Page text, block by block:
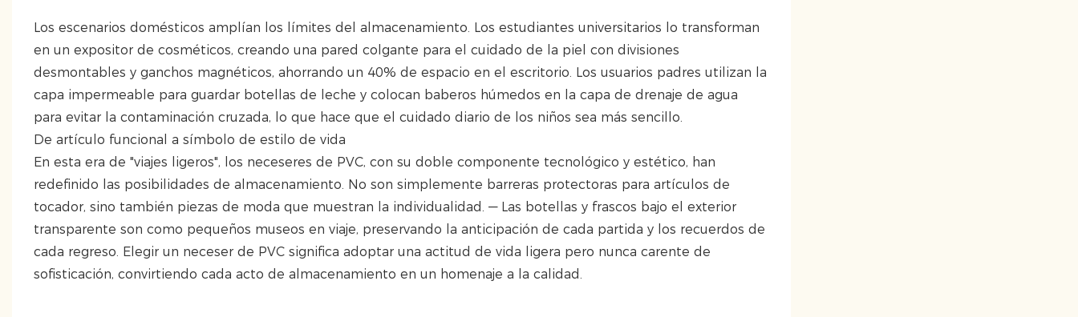
Los escenarios domésticos amplían los límites del almacenamiento. Los estudiantes universitarios lo transforman
en un expositor de cosméticos, creando una pared colgante para el cuidado de la piel con divisiones
desmontables y ganchos magnéticos, ahorrando un 40% de espacio en el escritorio. Los usuarios padres utilizan la
capa impermeable para guardar botellas de leche y colocan baberos húmedos en la capa de drenaje de agua
para evitar la contaminación cruzada, lo que hace que el cuidado diario de los niños sea más sencillo.
De artículo funcional a símbolo de estilo de vida
En esta era de "viajes ligeros", los neceseres de PVC, con su doble componente tecnológico y estético, han
redefinido las posibilidades de almacenamiento. No son simplemente barreras protectoras para artículos de
tocador, sino también piezas de moda que muestran la individualidad. — Las botellas y frascos bajo el exterior
transparente son como pequeños museos en viaje, preservando la anticipación de cada partida y los recuerdos de
cada regreso. Elegir un neceser de PVC significa adoptar una actitud de vida ligera pero nunca carente de
sofisticación, convirtiendo cada acto de almacenamiento en un homenaje a la calidad.